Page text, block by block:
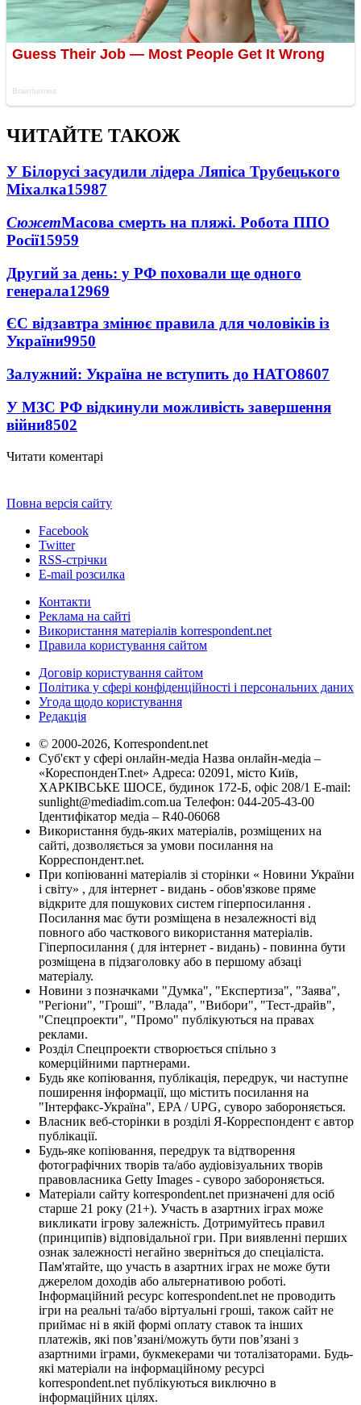
ЧИТАЙТЕ ТАКОЖ
У Білорусі засудили лідера Ляпіса Трубецького
Міхалка15987
СюжетМасова смерть на пляжі. Робота ППО
Росії15959
Другий за день: у РФ поховали ще одного
генерала12969
ЄС відзавтра змінює правила для чоловіків із
України9950
Залужний: Україна не вступить до НАТО8607
У МЗС РФ відкинули можливість завершення
війни8502
Читати коментарі
Повна версія сайту
Facebook
Twitter
RSS-стрічки
E-mail розсилка
Контакти
Реклама на сайті
Використання матеріалів korrespondent.net
Правила користування сайтом
Договір користування сайтом
Політика у сфері конфіденційності і персональних даних
Угода щодо користування
Редакція
© 2000-2026, Korrespondent.net
Суб'єкт у сфері онлайн-медіа Назва онлайн-медіа –
«КореспонденТ.net» Адреса: 02091, місто Київ,
ХАРКІВСЬКЕ ШОСЕ, будинок 172-Б, офіс 208/1 E-mail:
sunlight@mediadim.com.ua Телефон: 044-205-43-00
Ідентифікатор медіа – R40-06068
Використання будь-яких матеріалів, розміщених на
сайті, дозволяється за умови посилання на
Корреспондент.net.
При копіюванні матеріалів зі сторінки « Новини України
і світу» , для інтернет - видань - обов'язкове пряме
відкрите для пошукових систем гіперпосилання .
Посилання має бути розміщена в незалежності від
повного або часткового використання матеріалів.
Гіперпосилання ( для інтернет - видань) - повинна бути
розміщена в підзаголовку або в першому абзаці
матеріалу.
Новини з позначками "Думка", "Експертиза", "Заява",
"Регіони", "Гроші", "Влада", "Вибори", "Тест-драйв",
"Спецпроекти", "Промо" публікуються на правах
реклами.
Розділ Спецпроекти створюється спільно з
комерційними партнерами.
Будь яке копіювання, публікація, передрук, чи наступне
поширення інформації, що містить посилання на
"Інтерфакс-Україна", EPA / UPG, суворо забороняється.
Власник веб-сторінки в розділі Я-Корреспондент є автор
публікації.
Будь-яке копіювання, передрук та відтворення
фотографічних творів та/або аудіовізуальних творів
правовласника Getty Images - суворо забороняється.
Матеріали сайту korrespondent.net призначені для осіб
старше 21 року (21+). Участь в азартних іграх може
викликати ігрову залежність. Дотримуйтесь правил
(принципів) відповідальної гри. При виявленні перших
ознак залежності негайно зверніться до спеціаліста.
Пам'ятайте, що участь в азартних іграх не може бути
джерелом доходів або альтернативою роботі.
Інформаційний ресурс korrespondent.net не проводить
ігри на реальні та/або віртуальні гроші, також сайт не
приймає ні в якій формі оплату ставок та інших
платежів, які пов’язані/можуть бути пов’язані з
азартними іграми, букмекерами чи тоталізаторами. Будь-
які матеріали на інформаційному ресурсі
korrespondent.net публікуються виключно в
інформаційних цілях.